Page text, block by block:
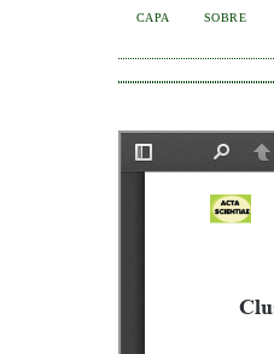
CAPA SOBRE